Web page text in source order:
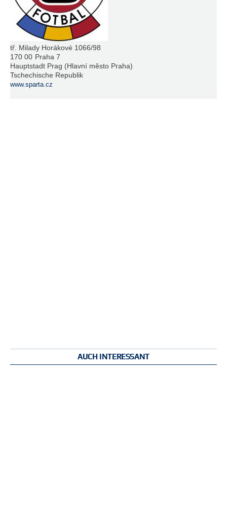
tř. Milady Horákové 1066/98
170 00 Praha 7
Hauptstadt Prag (Hlavní město Praha)
Tschechische Republik
www.sparta.cz
AUCH INTERESSANT